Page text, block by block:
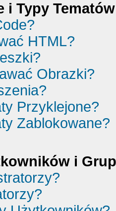
i Typy Tematów
HTML?
Obrazki?
Przyklejone?
Zablokowane?
i